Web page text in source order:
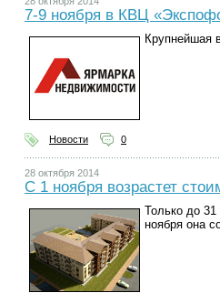
7-9 ноября в КВЦ
Крупнейшая
Новости 0
28 октября 2014
С 1 ноября возрастет
Только до
ноября она